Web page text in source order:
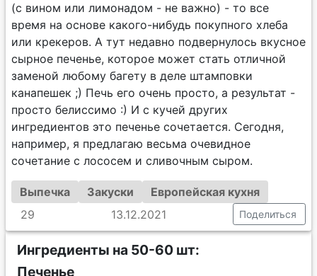
(с вином или лимонадом - не важно) - то все
время на основе какого-нибудь покупного хлеба
или крекеров. А тут недавно подвернулось вкусное
сырное печенье, которое может стать отличной
заменой любому багету в деле штамповки
канапешек ;) Печь его очень просто, а результат -
просто белиссимо :) И с кучей других
ингредиентов это печенье сочетается. Сегодня,
например, я предлагаю весьма очевидное
сочетание с лососем и сливочным сыром.
Выпечка Закуски
Европейская кухня
29
13.12.2021 Поделиться
Ингредиенты на 50-60 шт:
Печенье